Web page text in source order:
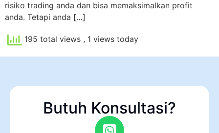
risiko trading anda dan bisa memaksimalkan profit
anda. Tetapi anda […]
195 total views , 1 views today
Butuh Konsultasi?